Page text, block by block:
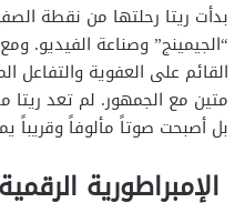
بدأت ريتا رحلتها من نقطة
“الجيمينج” وصناعة الفيديو.
القائم على العفوية والتفاعل
متين مع الجمهور. لم تعد
بل أصبحت صوتاً مألوفاً وقريباً
الإمبراطورية